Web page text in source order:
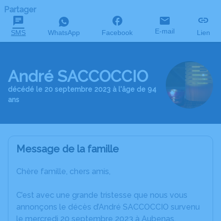
Partager
SMS WhatsApp Facebook E-mail Lien
André SACCOCCIO
décédé le 20 septembre 2023 à l'âge de 94
ans
Message de la famille
Chère famille, chers amis,
C’est avec une grande tristesse que nous vous
annonçons le décès d’André SACCOCCIO survenu
le mercredi 20 septembre 2023 à Aubenas.